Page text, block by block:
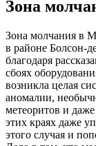
Зона
Зона молчания в
в районе Болсон-
благодаря
сбоях
возникла целая
аномалии,
метеоритов и
этих краях даже
этого случая и